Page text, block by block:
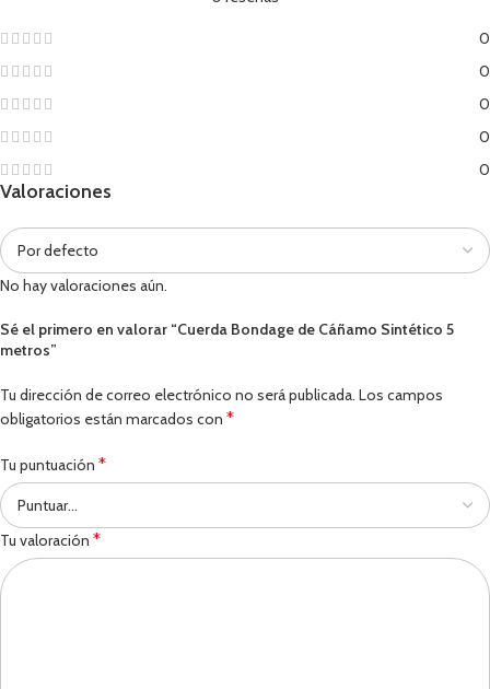
0
0
0
0
0
Valoraciones
No hay valoraciones aún.
Sé el primero en valorar “Cuerda Bondage de Cáñamo Sintético 5
metros”
Tu dirección de correo electrónico no será publicada. Los campos
obligatorios están marcados con *
Tu puntuación *
Tu valoración *